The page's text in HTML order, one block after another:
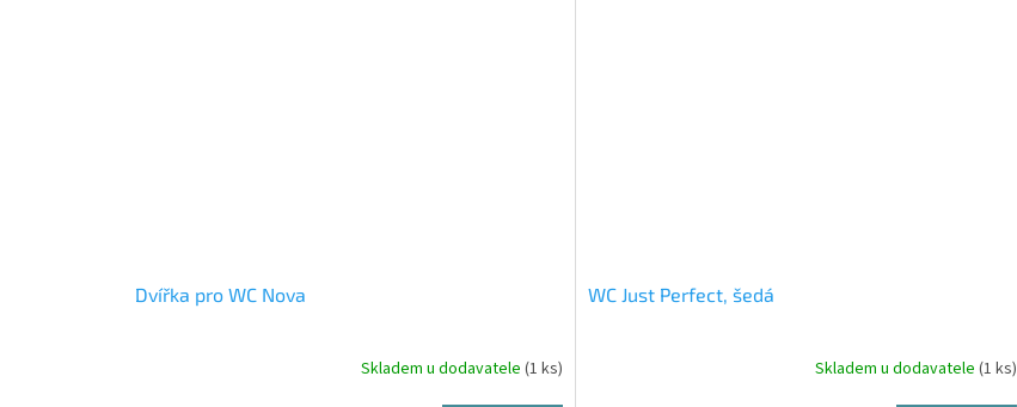
Dvířka pro WC Nova
Skladem u dodavatele(1 ks)
WC Just Perfect, šedá
Skladem u dodavatele (1 ks)